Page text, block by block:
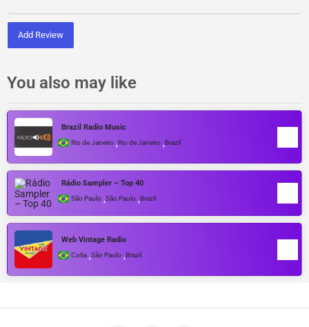
Add Review
You also may like
Brazil Radio Music
Rio de Janeiro ,Rio de Janeiro ,Brazil
Rádio Sampler – Top 40
São Paulo ,São Paulo ,Brazil
Web Vintage Radio
Cotia ,São Paulo ,Brazil